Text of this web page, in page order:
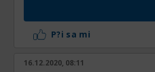
P?i sa mi
16.12.2020, 08:11